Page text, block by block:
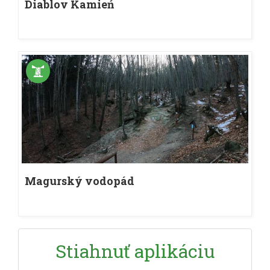
Diablov Kamień
Magurský vodopád
Stiahnuť aplikáciu